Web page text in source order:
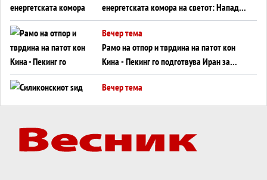
енергетската комора на светот: Нападот
во Суец најавува глобален енергетски
инфаркт?
Вечер тема
Рамо на отпор и тврдина на патот кон
Кина - Пекинг го подготвува Иран за
американска копнена инвазија
Вечер тема
Вечер тема